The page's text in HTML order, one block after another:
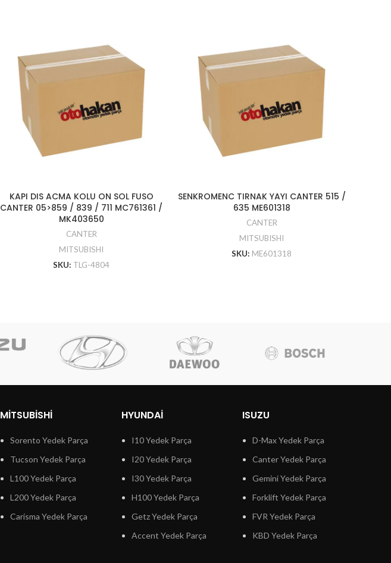
KAPI DIS ACMA KOLU ON SOL FUSO
CANTER 05>859 / 839 / 711 MC761361 /
MK403650
CANTER
MITSUBISHI
SKU: TLG-4804
SENKROMENC TIRNAK YAYI CANTER 515 /
635 ME601318
CANTER
MITSUBISHI
SKU: ME601318
MITSUBISHI
Sorento Yedek Parça
Tucson Yedek Parça
L100 Yedek Parça
L200 Yedek Parça
Carisma Yedek Parça
HYUNDAI
I10 Yedek Parça
I20 Yedek Parça
I30 Yedek Parça
H100 Yedek Parça
Getz Yedek Parça
Accent Yedek Parça
ISUZU
D-Max Yedek Parça
Canter Yedek Parça
Gemini Yedek Parça
Forklift Yedek Parça
FVR Yedek Parça
KBD Yedek Parça